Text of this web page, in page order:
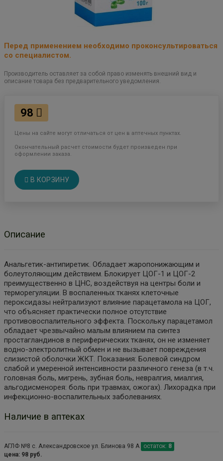
Перед применением необходимо проконсультироваться
со специалистом.
Производитель оставляет за собой право изменять внешний вид и
описание товара без предварительного уведомления.
98
Цены на сайте могут отличаться от цен в аптечных пунктах.
Окончательный расчет стоимости будет произведен при
оформлении заказа.
В КОРЗИНУ
Описание
Анальгетик-антипиретик. Обладает жаропонижающим и
болеутоляющим действием. Блокирует ЦОГ-1 и ЦОГ-2
преимущественно в ЦНС, воздействуя на центры боли и
терморегуляции. В воспаленных тканях клеточные
пероксидазы нейтрализуют влияние парацетамола на ЦОГ,
что объясняет практически полное отсутствие
противовоспалительного эффекта. Поскольку парацетамол
обладает чрезвычайно малым влиянием па синтез
простагландинов в периферических тканях, он не изменяет
водно-электролитный обмен и не вызывает повреждения
слизистой оболочки ЖКТ. Показания: Болевой синдром
слабой и умеренной интенсивности различного генеза (в т.ч.
головная боль, мигрень, зубная боль, невралгия, миалгия,
альгодисменорея: боль при травмах, ожогах). Лихорадка при
инфекционно-воспалительных заболеваниях.
Наличие в аптеках
АГЛФ №8 с. Александровское ул. Блинова 98 А остаток: 8
цена: 98 руб.